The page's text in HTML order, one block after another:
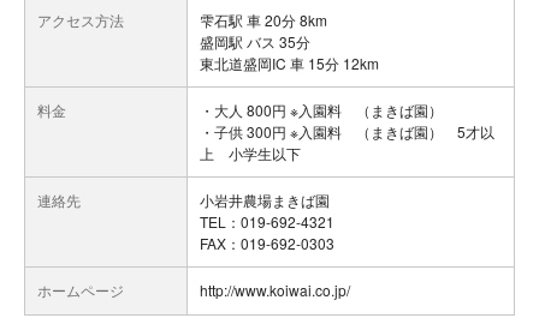
アクセス方法
雫石駅 車 20分 8km
盛岡駅 バス 35分
東北道盛岡IC 車 15分 12km
料金
・大人 800円 ※入園料 （まきば園）
・子供 300円 ※入園料 （まきば園） 5才以
上 小学生以下
連絡先
小岩井農場まきば園
TEL：019-692-4321
FAX：019-692-0303
ホームページ http://www.koiwai.co.jp/